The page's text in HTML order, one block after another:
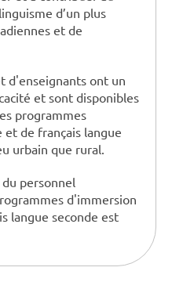
d’un plus
et de
d'enseignants ont un
et sont disponibles
programmes
de français langue
urbain que rural.
personnel
d'immersion
langue seconde est